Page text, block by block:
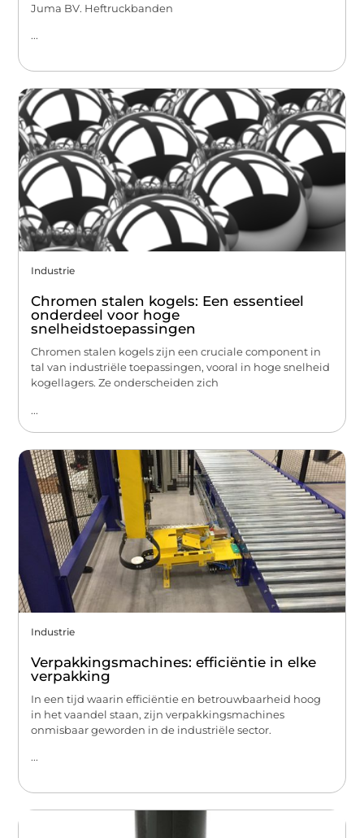
Juma BV. Heftruckbanden
...
Industrie
Chromen stalen kogels: Een essentieel
onderdeel voor hoge
snelheidstoepassingen
Chromen stalen kogels zijn een cruciale component in
tal van industriële toepassingen, vooral in hoge snelheid
kogellagers. Ze onderscheiden zich
...
Industrie
Verpakkingsmachines: efficiëntie in elke
verpakking
In een tijd waarin efficiëntie en betrouwbaarheid hoog
in het vaandel staan, zijn verpakkingsmachines
onmisbaar geworden in de industriële sector.
...